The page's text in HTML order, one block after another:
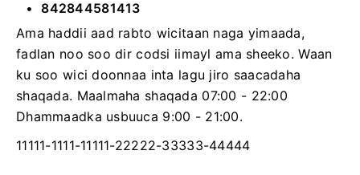
842844581413
Ama haddii aad rabto wicitaan naga yimaada,
fadlan noo soo dir codsi iimayl ama sheeko. Waan
ku soo wici doonnaa inta lagu jiro saacadaha
shaqada. Maalmaha shaqada 07:00 - 22:00
Dhammaadka usbuuca 9:00 - 21:00.
11111-1111-11111-22222-33333-44444